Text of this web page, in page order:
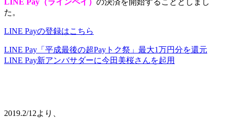
LINE Pay（ラインペイ） の決済を開始することとしまし
た。
LINE Payの登録はこちら
LINE Pay「平成最後の超Payトク祭」最大1万円分を還元
LINE Pay新アンバサダーに今田美桜さんを起用
2019.2/12より、